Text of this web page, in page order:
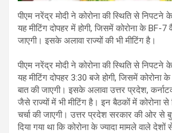
पीएम नरेंद्र मोदी ने कोरोना की स्थिति से निपटने
यह मीटिंग दोपहर में होगी, जिसमें कोरोना के BF-
जाएगी। इसके अलावा राज्यों की भी मीटिंग है।
पीएम नरेंद्र मोदी ने कोरोना की स्थिति से निपटने
यह मीटिंग दोपहर 3:30 बजे होगी, जिसमें कोरोना
बात की जाएगी। इसके अलावा उत्तर प्रदेश,
जैसे राज्यों में भी मीटिंग है। इन बैठकों में कोरोना
चर्चा की जाएगी। उत्तर प्रदेश सरकार की ओर से
दिया गया था कि कोरोना के ज्यादा मामले वाले